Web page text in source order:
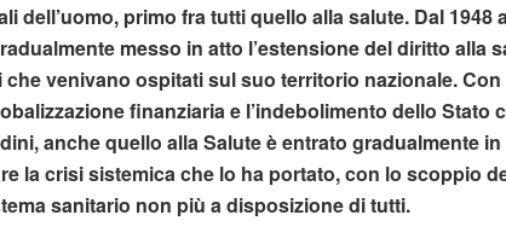
dell’uomo, primo fra tutti quello alla salute. Dal 1948
messo in atto l’estensione del diritto alla
venivano ospitati sul suo territorio nazionale. Con
finanziaria e l’indebolimento dello Stato
anche quello alla Salute è entrato gradualmente
la crisi sistemica che lo ha portato, con lo scoppio
sanitario non più a disposizione di tutti.